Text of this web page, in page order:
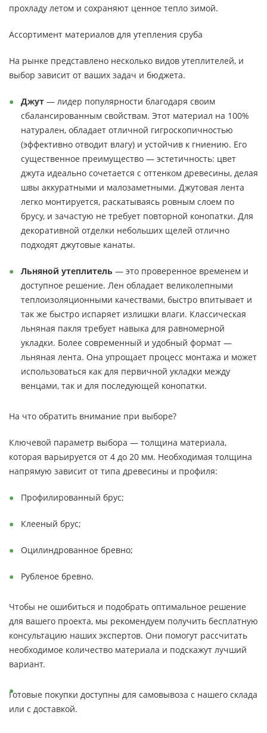
прохладу летом и сохраняют ценное тепло зимой.
Ассортимент материалов для утепления сруба
На рынке представлено несколько видов утеплителей, и
выбор зависит от ваших задач и бюджета.
Джут — лидер популярности благодаря своим
сбалансированным свойствам. Этот материал на 100%
натурален, обладает отличной гигроскопичностью
(эффективно отводит влагу) и устойчив к гниению. Его
существенное преимущество — эстетичность: цвет
джута идеально сочетается с оттенком древесины, делая
швы аккуратными и малозаметными. Джутовая лента
легко монтируется, раскатываясь ровным слоем по
брусу, и зачастую не требует повторной конопатки. Для
декоративной отделки небольших щелей отлично
подходят джутовые канаты.
Льняной утеплитель — это проверенное временем и
доступное решение. Лен обладает великолепными
теплоизоляционными качествами, быстро впитывает и
так же быстро испаряет излишки влаги. Классическая
льняная пакля требует навыка для равномерной
укладки. Более современный и удобный формат —
льняная лента. Она упрощает процесс монтажа и может
использоваться как для первичной укладки между
венцами, так и для последующей конопатки.
На что обратить внимание при выборе?
Ключевой параметр выбора — толщина материала,
которая варьируется от 4 до 20 мм. Необходимая толщина
напрямую зависит от типа древесины и профиля:
Профилированный брус;
Клееный брус;
Оцилиндрованное бревно;
Рубленое бревно.
Чтобы не ошибиться и подобрать оптимальное решение
для вашего проекта, мы рекомендуем получить бесплатную
консультацию наших экспертов. Они помогут рассчитать
необходимое количество материала и подскажут лучший
вариант.
Готовые покупки доступны для самовывоза с нашего склада
или с доставкой.